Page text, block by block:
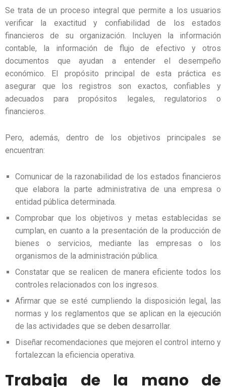
Se trata de un proceso integral que permite a los usuarios
verificar la exactitud y confiabilidad de los estados
financieros de su organización. Incluyen la información
contable, la información de flujo de efectivo y otros
documentos que ayudan a entender el desempeño
económico. El propósito principal de esta práctica es
asegurar que los registros son exactos, confiables y
adecuados para propósitos legales, regulatorios o
financieros.
Pero, además, dentro de los objetivos principales se
encuentran:
Comunicar de la razonabilidad de los estados financieros
que elabora la parte administrativa de una empresa o
entidad pública determinada.
Comprobar que los objetivos y metas establecidas se
cumplan, en cuanto a la presentación de la producción de
bienes o servicios, mediante las empresas o los
organismos de la administración pública.
Constatar que se realicen de manera eficiente todos los
controles relacionados con los ingresos.
Afirmar que se esté cumpliendo la disposición legal, las
normas y los reglamentos que se aplican en la ejecución
de las actividades que se deben desarrollar.
Diseñar recomendaciones que mejoren el control interno y
fortalezcan la eficiencia operativa.
Trabaja de la mano de